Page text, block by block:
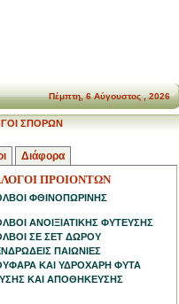
Πέμπτη, 6 Αύγουστος , 2026
ΣΠΟΡΩΝ
Διάφορα
ΠΡΟΙΟΝΤΩΝ
ΦΘΙΝΟΠΩΡΙΝΗΣ
ΑΝΟΙΞΙΑΤΙΚΗΣ ΦΥΤΕΥΣΗΣ
ΣΕ ΣΕΤ ΔΩΡΟΥ
ΠΑΙΩΝΙΕΣ
ΚΑΙ ΥΔΡΟΧΑΡΗ ΦΥΤΑ
ΚΑΙ ΑΠΟΘΗΚΕΥΣΗΣ